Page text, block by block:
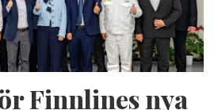
Finnlines nya